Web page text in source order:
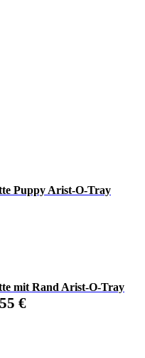
Puppy Arist-O-Tray
mit Rand Arist-O-Tray
€